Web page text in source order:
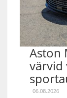
Aston
värvid
06.08.2026